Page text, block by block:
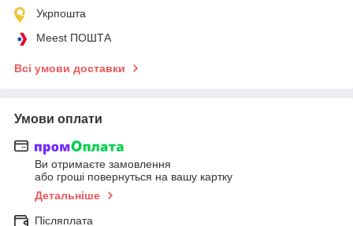
Укрпошта
Meest ПОШТА
Всі умови доставки
Умови оплати
Ви отримаєте замовлення
або гроші повернуться на вашу картку
Детальніше
Післяплата